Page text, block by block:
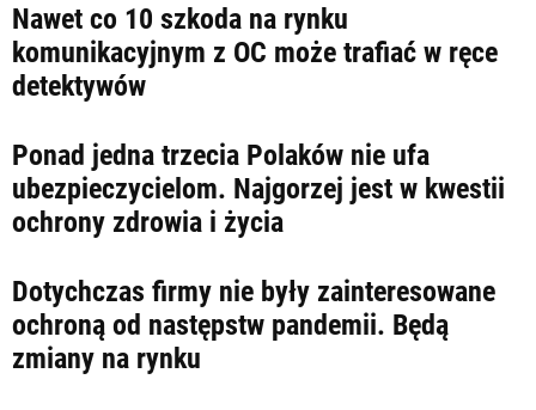
Zapamiętaj mnie
Zapomniałeś hasła?Kliknij tutaj
zaloguj się
MEDIA
ZDROWIE I URODA
LIFESTYLE
OPINIE I KOMENTARZE
Nawet co 10 szkoda na rynku
komunikacyjnym z OC może trafiać w ręce
detektywów
Ponad jedna trzecia Polaków nie ufa
ubezpieczycielom. Najgorzej jest w kwestii
ochrony zdrowia i życia
Dotychczas firmy nie były zainteresowane
ochroną od następstw pandemii. Będą
zmiany na rynku